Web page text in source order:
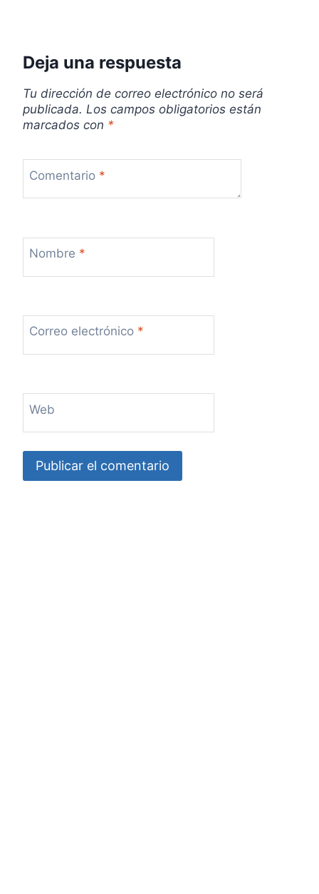
d
a
s
Deja una respuesta
Tu dirección de correo electrónico no será
publicada. Los campos obligatorios están
marcados con *
Comentario *
Nombre *
Correo electrónico *
Web